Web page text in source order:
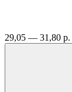
29,05 — 31,80 р.